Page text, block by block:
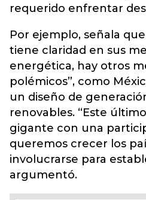
requerido enfrentar
Por ejemplo, señala
tiene claridad en sus
energética, hay otros
polémicos”, como
un diseño de
renovables. “Este
gigante con una
queremos crecer los
involucrarse para
argumentó.